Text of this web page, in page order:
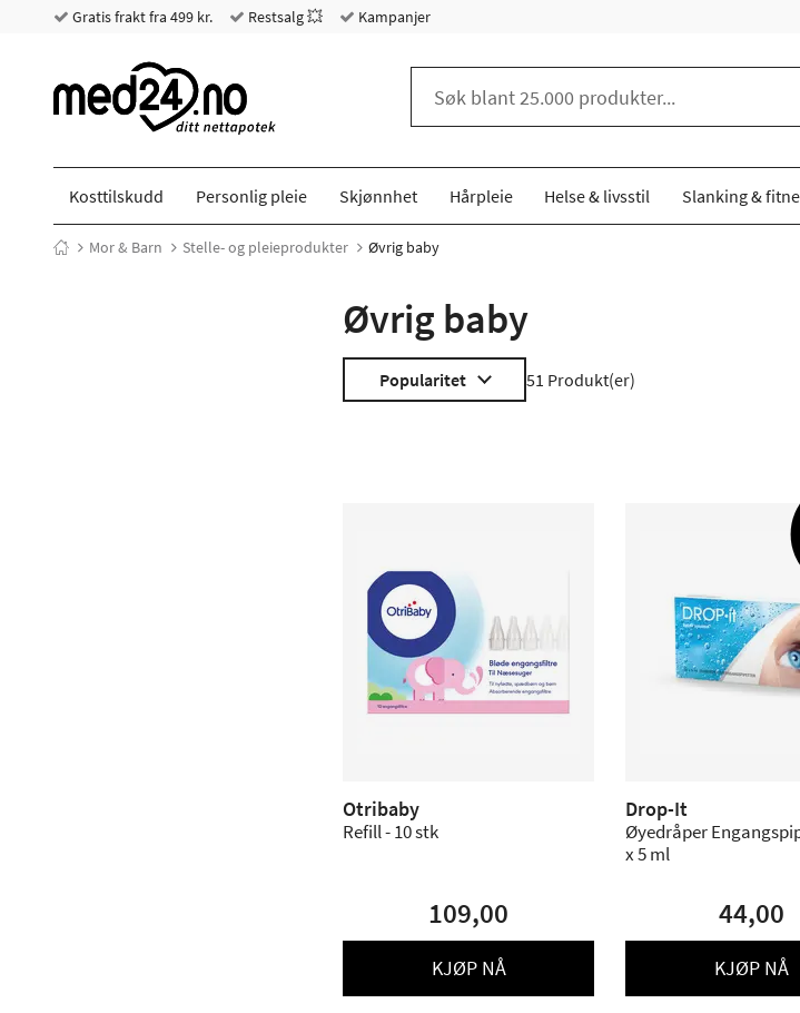
Gratis frakt fra 499 kr. Restsalg 💥 Kampanjer
Kosttilskudd Personlig pleie Skjønnhet Hårpleie Helse & livsstil Slanking &
Mor & Barn Stelle- og pleieprodukter Øvrig baby
Øvrig baby
Popularitet 51 Produkt(er)
Otribaby
Refill - 10 stk
109,00
KJØP NÅ
Drop-It
Øyedråper
x 5 ml
44,00
KJØP NÅ